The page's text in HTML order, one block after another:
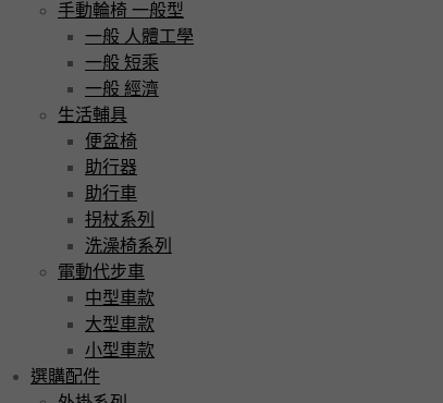
手動輪椅 一般型
一般 人體工學
一般 短乘
一般 經濟
生活輔具
便盆椅
助行器
助行車
拐杖系列
洗澡椅系列
電動代步車
中型車款
大型車款
小型車款
選購配件